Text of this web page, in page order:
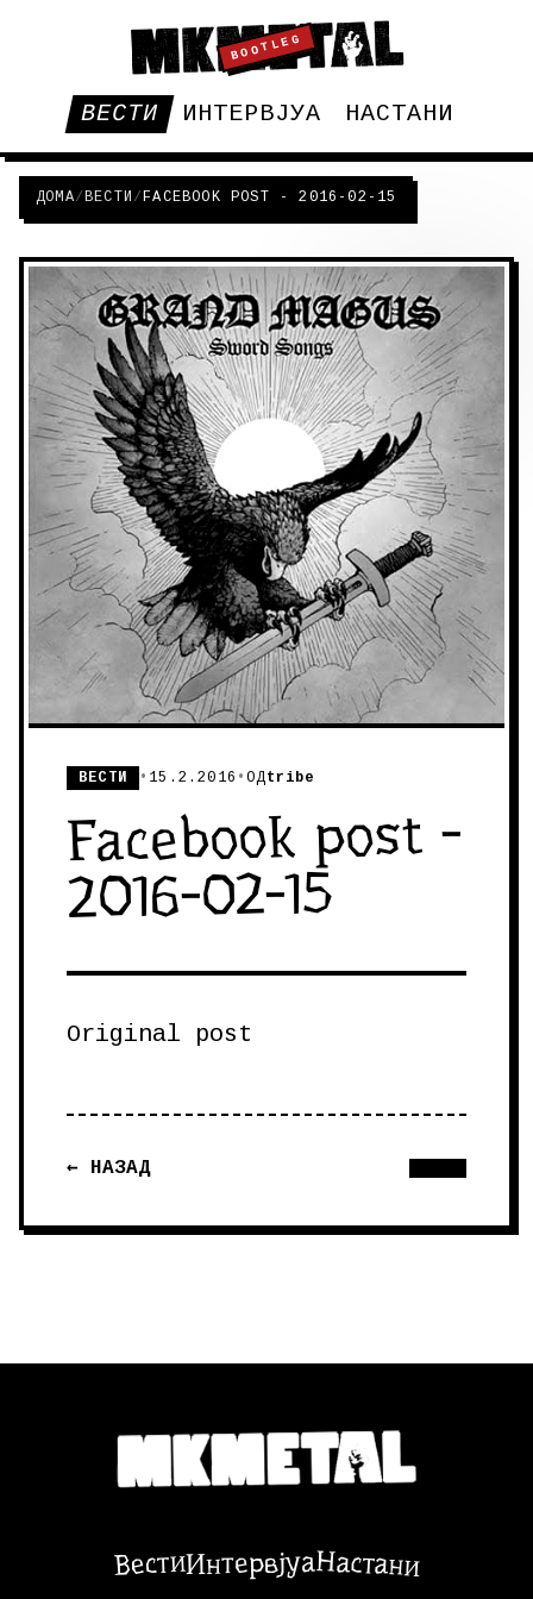
BOOTLEG
ВЕСТИ ИНТЕРВЈУА НАСТАНИ
ДОМА/ВЕСТИ /FACEBOOK POST - 2016-02-15
ВЕСТИ • 15.2.2016 •ОДtribe
Facebook post -
2016-02-15
Original post
← НАЗАД
ВестиИнтервјуаНастани